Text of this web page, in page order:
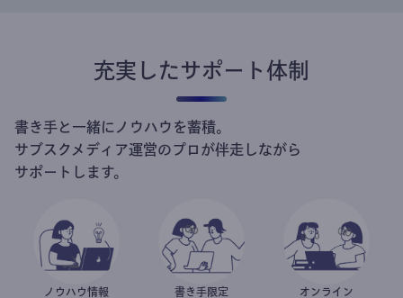
充実したサポート体制
書き手と一緒にノウハウを蓄積。
サブスクメディア運営のプロが伴走しながら
サポートします。
ノウハウ情報
書き手限定
オンライン